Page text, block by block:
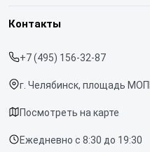
Срочный ремонт
Доставка и способы оплаты
Диагностика
Контакты
Варочных панелей
Контакты
+7 (495) 156-32-87
г. Челябинск, площадь
Посмотреть на карте
Ежедневно с 8:30 до 19:30